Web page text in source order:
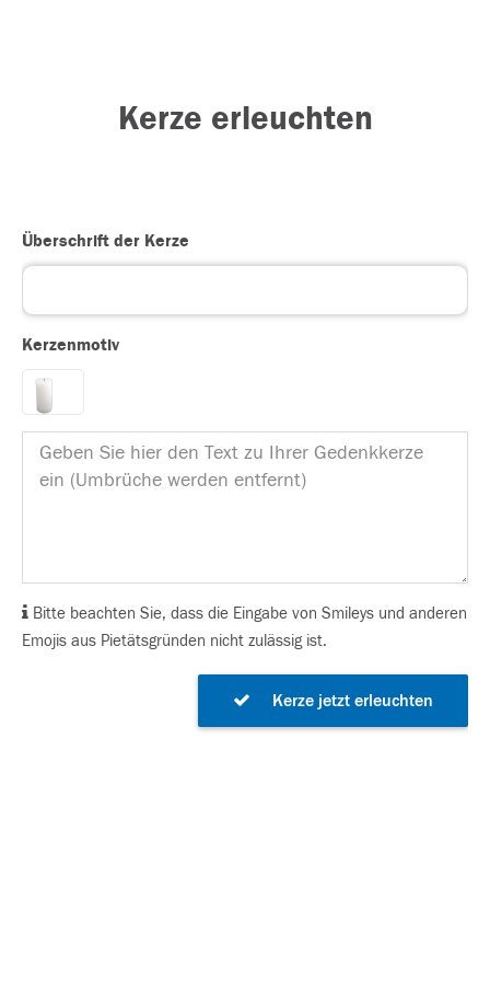
Kerze erleuchten
Überschrift der Kerze
Kerzenmotiv
Bitte beachten Sie, dass die Eingabe von Smileys und anderen
Emojis aus Pietätsgründen nicht zulässig ist.
Kerze jetzt erleuchten